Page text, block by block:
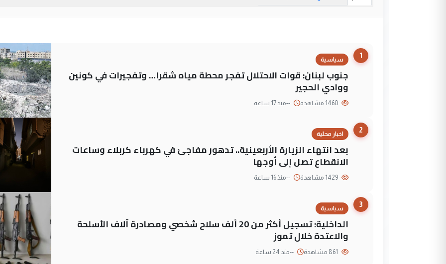
1
سياسية
جنوب لبنان: قوات الاحتلال تفجر محطة مياه شقرا… وتفجيرات في كونين
ووادي الحجير
--منذ 17 ساعة
2
اخبار محلية
بعد انتهاء الزيارة الأربعينية.. تدهور مفاجئ في كهرباء كربلاء وساعات
الانقطاع تصل إلى أوجها
--منذ 16 ساعة
3
سياسية
الداخلية: تسجيل أكثر من 20 ألف سلاح شخصي ومصادرة آلاف الأسلحة
والاعتدة خلال تموز
--منذ 24 ساعة